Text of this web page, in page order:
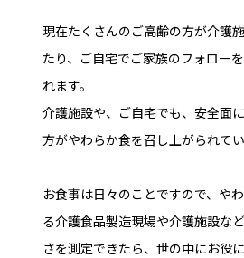
現在たくさんのご高齢の方が介護
たり、ご自宅でご家族のフォロー
れます。
介護施設や、ご自宅でも、安全面
方がやわらか食を召し上がられてい
お食事は日々のことですので、や
る介護食品製造現場や介護施設な
さを測定できたら、世の中にお役